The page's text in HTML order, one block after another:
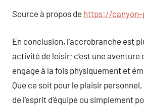
Source à propos de https://
En conclusion, l’accrobranche est
activité de loisir; c’est une aventure
engage à la fois physiquement et
Que ce soit pour le plaisir
de l’esprit d’équipe ou simplement